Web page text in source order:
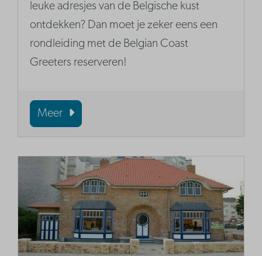
leuke adresjes van de Belgische kust
ontdekken? Dan moet je zeker eens een
rondleiding met de Belgian Coast
Greeters reserveren!
Meer